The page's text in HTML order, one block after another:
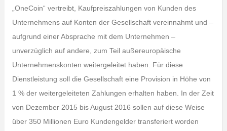
„OneCoin“ vertreibt, Kaufpreiszahlungen von Kunden des
Unternehmens auf Konten der Gesellschaft vereinnahmt und –
aufgrund einer Absprache mit dem Unternehmen –
unverzüglich auf andere, zum Teil außereuropäische
Unternehmenskonten weitergeleitet haben. Für diese
Dienstleistung soll die Gesellschaft eine Provision in Höhe von
1 % der weitergeleiteten Zahlungen erhalten haben. In der Zeit
von Dezember 2015 bis August 2016 sollen auf diese Weise
über 350 Millionen Euro Kundengelder transferiert worden